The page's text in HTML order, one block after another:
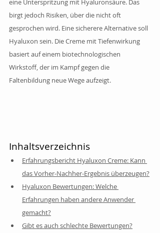
birgt jedoch Risiken, über die nicht oft
gesprochen wird. Eine sicherere Alternative soll
Hyaluxon sein. Die Creme mit Tiefenwirkung
basiert auf einem biotechnologischen
Wirkstoff, der im Kampf gegen die
Faltenbildung neue Wege aufzeigt.
Inhaltsverzeichnis
Erfahrungsbericht Hyaluxon Creme: Kann
das Vorher-Nachher-Ergebnis überzeugen?
Hyaluxon Bewertungen: Welche
Erfahrungen haben andere Anwender
gemacht?
Gibt es auch schlechte Bewertungen?